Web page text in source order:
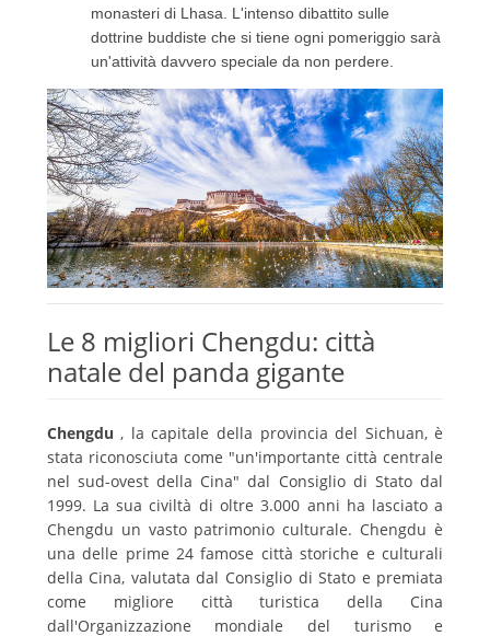
monasteri di Lhasa. L'intenso dibattito sulle
dottrine buddiste che si tiene ogni pomeriggio sarà
un'attività davvero speciale da non perdere.
Le 8 migliori Chengdu: città
natale del panda gigante
Chengdu , la capitale della provincia del Sichuan, è
stata riconosciuta come "un'importante città centrale
nel sud-ovest della Cina" dal Consiglio di Stato dal
1999. La sua civiltà di oltre 3.000 anni ha lasciato a
Chengdu un vasto patrimonio culturale. Chengdu è
una delle prime 24 famose città storiche e culturali
della Cina, valutata dal Consiglio di Stato e premiata
come migliore città turistica della Cina
dall'Organizzazione mondiale del turismo e